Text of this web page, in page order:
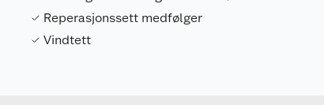
Reperasjonssett medfølger
Vindtett